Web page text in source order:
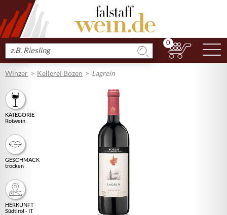
Produkt
suchen
0
Winzer Kellerei Bozen Lagrein
KATEGORIE
Rotwein
GESCHMACK
trocken
HERKUNFT
Südtirol - IT